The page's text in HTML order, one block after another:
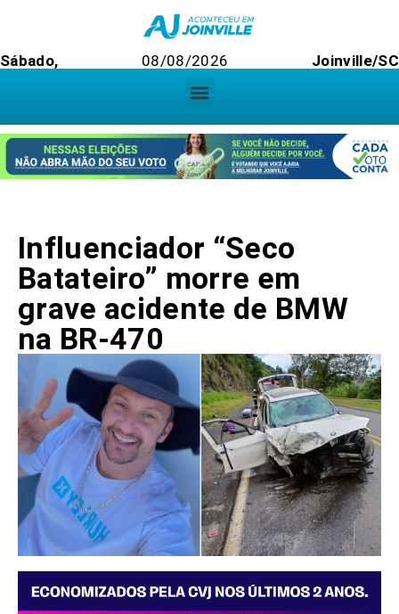
Sábado, 08/08/2026 Joinville/SC
Influenciador “Seco
Batateiro” morre em
grave acidente de BMW
na BR-470